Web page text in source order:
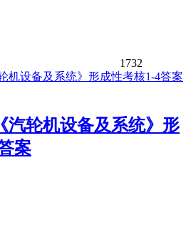
1732
汽轮机设备及系统》形
案